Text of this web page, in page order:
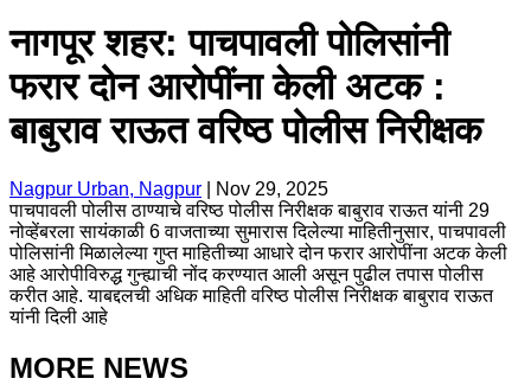
नागपूर शहर: पाचपावली पोलिसांनी
फरार दोन आरोपींना केली अटक :
बाबुराव राऊत वरिष्ठ पोलीस निरीक्षक
Nagpur Urban, Nagpur
Nov 29, 2025
पाचपावली पोलीस ठाण्याचे वरिष्ठ पोलीस निरीक्षक बाबुराव राऊत यांनी 29
नोव्हेंबरला सायंकाळी 6 वाजताच्या सुमारास दिलेल्या माहितीनुसार, पाचपावली
पोलिसांनी मिळालेल्या गुप्त माहितीच्या आधारे दोन फरार आरोपींना अटक केली
आहे आरोपीविरुद्ध गुन्ह्याची नोंद करण्यात आली असून पुढील तपास पोलीस
करीत आहे. याबद्दलची अधिक माहिती वरिष्ठ पोलीस निरीक्षक बाबुराव राऊत
यांनी दिली आहे
MORE NEWS